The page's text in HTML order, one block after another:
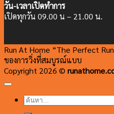
วัน-เวลาเปิดทำการ
เปิดทุกวัน 09.00 น – 21.00 น.
Run At Home “The Perfect
ของการวิ่งที่สมบูรณ์แบบ
Copyright 2026 ©
ค้นหา: